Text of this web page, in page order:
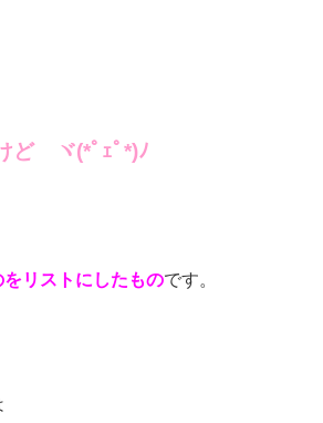
ど ヾ(*ﾟｪﾟ*)ﾉ
リストにしたものです。